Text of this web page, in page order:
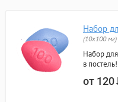
Набор
(10х100 мг)
Набор
в постель!
от 120